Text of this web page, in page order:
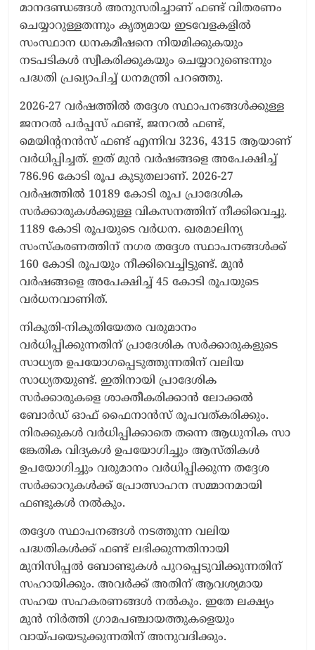
മാനദണ്ഡങ്ങൾ അനുസരിച്ചാണ് ഫണ്ട് വിതരണം
ചെയ്യാറുള്ളതന്നും കൃത്യമായ ഇടവേളകളിൽ
സംസ്ഥാന ധനകമീഷനെ നിയമിക്കുകയും
നടപടികൾ സ്വീകരിക്കുകയും ചെയ്യാറുണ്ടെന്നും
പദ്ധതി പ്രഖ്യാപിച്ച് ധനമന്ത്രി പറഞ്ഞു.
2026-27 വർഷത്തിൽ തദ്ദേശ സ്ഥാപനങ്ങൾക്കുള്ള
ജനറൽ പർപ്പസ് ഫണ്ട്, ജനറൽ ഫണ്ട്,
മെയിന്റനൻസ് ഫണ്ട് എന്നിവ 3236, 4315 ആയാണ്
വർധിപ്പിച്ചത്. ഇത് മുൻ വർഷങ്ങളെ അ​പേക്ഷിച്ച്
786.96 കോടി രൂപ കുടുതലാണ്. 2026-27
വർഷത്തിൽ 10189 കോടി രൂപ പ്രാദേശിക
സർക്കാരുകൾക്കുള്ള വികസനത്തിന് നീക്കിവെച്ചു.
1189 കോടി രൂപയുടെ വർധന. ഖരമാലിന്യ
സംസ്കരണത്തിന് നഗര തദ്ദേശ സ്ഥാപനങ്ങൾക്ക്
160 കോടി രൂപയും നീക്കിവെച്ചിട്ടുണ്ട്. മുൻ
വർഷങ്ങളെ അപേക്ഷിച്ച് 45 കോടി രൂപയുടെ
വർധനവാണിത്.
നികുതി-നികുതിയേതര വരുമാനം
വർധിപ്പിക്കുന്നതിന് പ്രാദേശിക സർക്കാരുകളുടെ
സാധ്യത ഉപയോഗപ്പെടുത്തുന്നതിന് വലിയ
സാധ്യതയുണ്ട്. ഇതിനായി പ്രാദേശിക
സർക്കാരുകളെ ശാക്തീകരിക്കാൻ ലോക്കൽ
ബോർഡ് ഓഫ് ഫൈനാൻസ് രൂപവത്കരിക്കും.
നിരക്കുകൾ വർധിപ്പിക്കാതെ തന്നെ ആധുനിക സാ​​​​
ങ്കേതിക വിദ്യകൾ ഉപയോഗിച്ചും ആസ്തികൾ
ഉപയോഗിച്ചും വരുമാനം വർധിപ്പിക്കുന്ന തദ്ദേശ
സർക്കാറുകൾക്ക് പ്രോത്സാഹന സമ്മാനമായി
ഫണ്ടുകൾ നൽകും.
തദ്ദേശ സ്ഥാപനങ്ങൾ നടത്തുന്ന വലിയ
പദ്ധതികൾക്ക് ഫണ്ട് ലഭിക്കുന്നതിനായി
മുനിസിപ്പൽ ബോണ്ടുകൾ പുറപ്പെടുവിക്കുന്നതിന്
സഹായിക്കും. അവർക്ക് അതിന് ആവശ്യമായ
സഹയ സഹകരണങ്ങൾ നൽകും. ഇതേ ലക്ഷ്യം
മുൻ നിർത്തി ഗ്രാമപഞ്ചായത്തുകളെയും
വായ്പയെടുക്കുന്നതിന് അനുവദിക്കും.